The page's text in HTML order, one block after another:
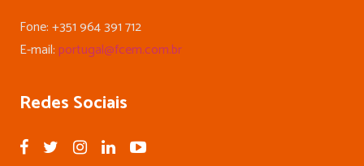
Fone: +351 964 391 712
E-mail: portugal@fcem.com.br
Redes Sociais